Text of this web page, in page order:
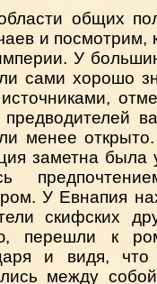
общих
и посмотрим,
У
сами хорошо
менее
заметна
У Евнапия
скифских
перешли к
и видя,
между